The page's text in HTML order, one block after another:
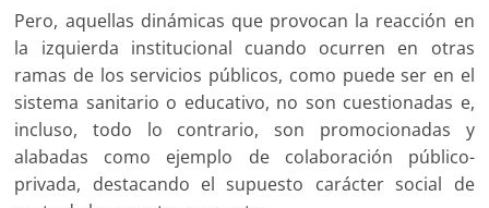
Pero, aquellas dinámicas que provocan la reacción en
la izquierda institucional cuando ocurren en otras
ramas de los servicios públicos, como puede ser en el
sistema sanitario o educativo, no son cuestionadas e,
incluso, todo lo contrario, son promocionadas y
alabadas como ejemplo de colaboración público-
privada, destacando el supuesto carácter social de